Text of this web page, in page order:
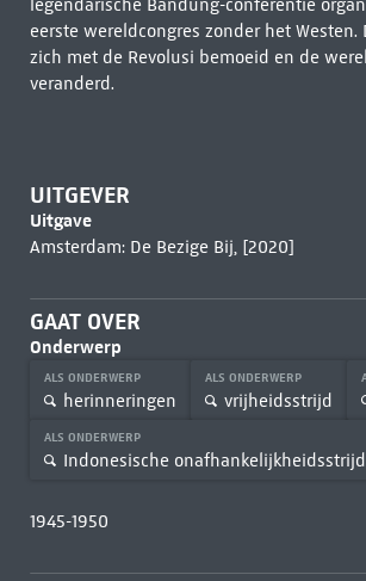
legendarische Bandung-conferentie
eerste wereldcongres zonder het Westen.
zich met de Revolusi bemoeid en de
veranderd.
UITGEVER
Uitgave
Amsterdam: De Bezige Bij, [2020]
GAAT OVER
Onderwerp
ALS ONDERWERP
herinneringen
ALS ONDERWERP
vrijheidsstrijd
ALS ONDERWERP
Indonesische onafhankelijkheidsstrijd
1945-1950